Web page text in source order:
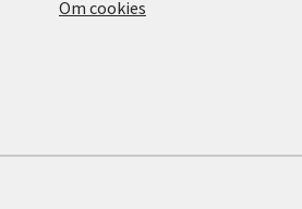
Om cookies